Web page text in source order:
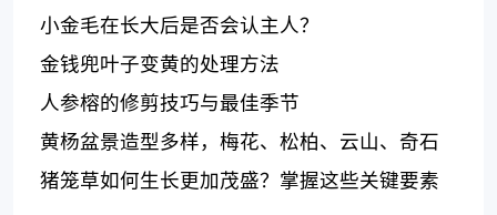
小金毛在长大后是否会认主人？
金钱兜叶子变黄的处理方法
人参榕的修剪技巧与最佳季节
黄杨盆景造型多样，梅花、松柏、云山、奇石
应有尽有！
猪笼草如何生长更加茂盛？掌握这些关键要素